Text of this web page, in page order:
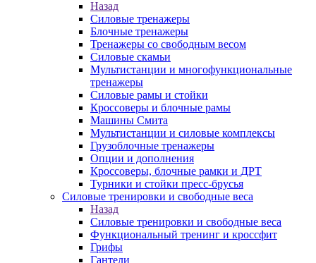
Назад
Силовые тренажеры
Блочные тренажеры
Тренажеры со свободным весом
Силовые скамьи
Мультистанции и многофункциональные
тренажеры
Силовые рамы и стойки
Кроссоверы и блочные рамы
Машины Смита
Мультистанции и силовые комплексы
Грузоблочные тренажеры
Опции и дополнения
Кроссоверы, блочные рамки и ДРТ
Турники и стойки пресс-брусья
Силовые тренировки и свободные веса
Назад
Силовые тренировки и свободные веса
Функциональный тренинг и кроссфит
Грифы
Гантели